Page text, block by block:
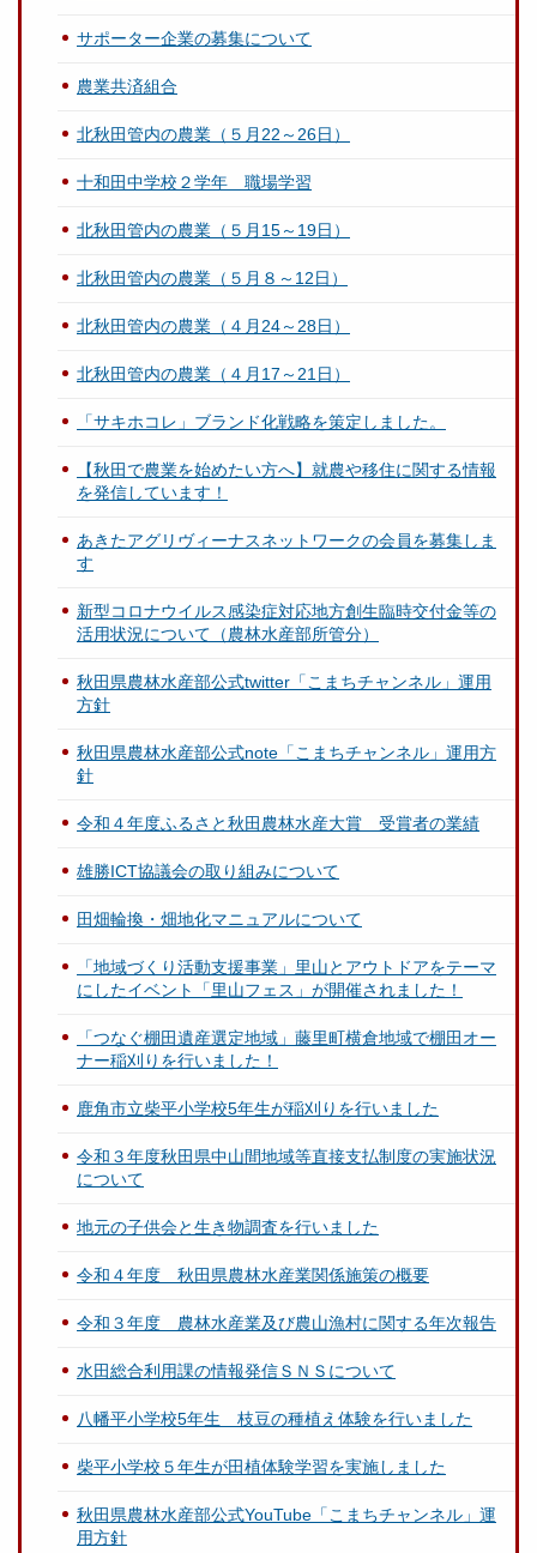
サポーター企業の募集について
農業共済組合
北秋田管内の農業（５月22～26日）
十和田中学校２学年 職場学習
北秋田管内の農業（５月15～19日）
北秋田管内の農業（５月８～12日）
北秋田管内の農業（４月24～28日）
北秋田管内の農業（４月17～21日）
「サキホコレ」ブランド化戦略を策定しました。
【秋田で農業を始めたい方へ】就農や移住に関する情報
を発信しています！
あきたアグリヴィーナスネットワークの会員を募集しま
す
新型コロナウイルス感染症対応地方創生臨時交付金等の
活用状況について（農林水産部所管分）
秋田県農林水産部公式twitter「こまちチャンネル」運用
方針
秋田県農林水産部公式note「こまちチャンネル」運用方
針
令和４年度ふるさと秋田農林水産大賞 受賞者の業績
雄勝ICT協議会の取り組みについて
田畑輪換・畑地化マニュアルについて
「地域づくり活動支援事業」里山とアウトドアをテーマ
にしたイベント「里山フェス」が開催されました！
「つなぐ棚田遺産選定地域」藤里町横倉地域で棚田オー
ナー稲刈りを行いました！
鹿角市立柴平小学校5年生が稲刈りを行いました
令和３年度秋田県中山間地域等直接支払制度の実施状況
について
地元の子供会と生き物調査を行いました
令和４年度 秋田県農林水産業関係施策の概要
令和３年度 農林水産業及び農山漁村に関する年次報告
水田総合利用課の情報発信ＳＮＳについて
八幡平小学校5年生 枝豆の種植え体験を行いました
柴平小学校５年生が田植体験学習を実施しました
秋田県農林水産部公式YouTube「こまちチャンネル」運
用方針